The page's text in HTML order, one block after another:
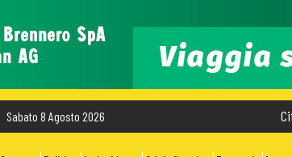
Sabato 8 Agosto 2026